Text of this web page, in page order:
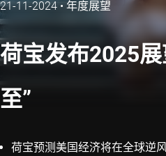
21-11-2024 • 年度展望
荷宝发布2025
至”
荷宝预测美国经济将在全球逆